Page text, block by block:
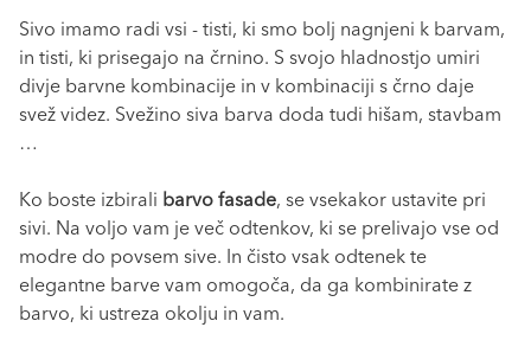
Sivo imamo radi vsi - tisti, ki smo bolj nagnjeni k barvam,
in tisti, ki prisegajo na črnino. S svojo hladnostjo umiri
divje barvne kombinacije in v kombinaciji s črno daje
svež videz. Svežino siva barva doda tudi hišam, stavbam
…
Ko boste izbirali barvo fasade, se vsekakor ustavite pri
sivi. Na voljo vam je več odtenkov, ki se prelivajo vse od
modre do povsem sive. In čisto vsak odtenek te
elegantne barve vam omogoča, da ga kombinirate z
barvo, ki ustreza okolju in vam.